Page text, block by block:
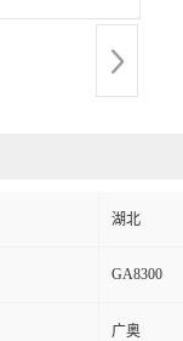
湖北
GA8300
广奥